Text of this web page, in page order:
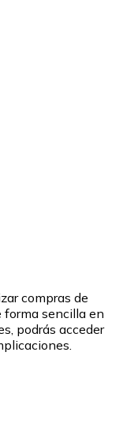
compras de
forma sencilla en
podrás acceder